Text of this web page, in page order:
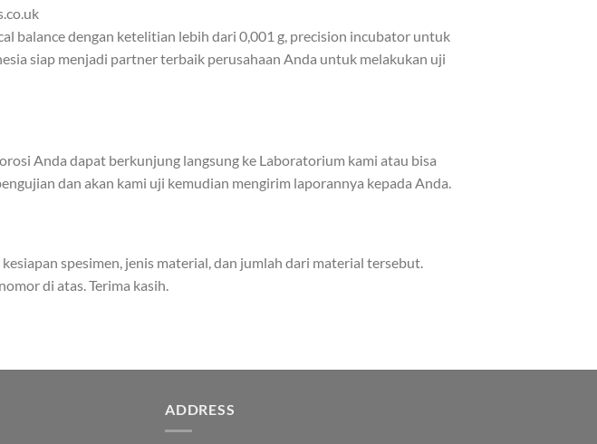
balance dengan ketelitian lebih dari 0,001 g, precision incubator untuk
siap menjadi partner terbaik perusahaan Anda untuk melakukan uji
Anda dapat berkunjung langsung ke Laboratorium kami atau bisa
dan akan kami uji kemudian mengirim laporannya kepada Anda.
spesimen, jenis material, dan jumlah dari material tersebut.
di atas. Terima kasih.
ADDRESS